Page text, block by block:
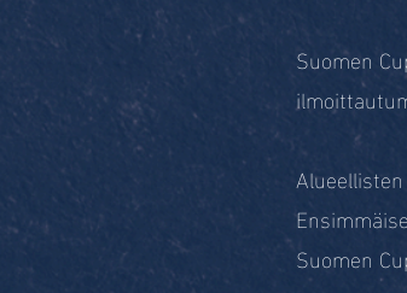
Suomen
Suomen